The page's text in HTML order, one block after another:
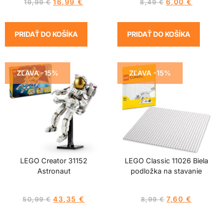
19,99€ 16,99€
PRIDAŤ DO KOŠÍKA
8,49€ 6,00€
PRIDAŤ DO KOŠÍKA
ZĽAVA -15%
LEGO Creator 31152
Astronaut
50,99€ 43,35€
ZĽAVA -15%
LEGO Classic 11026 Biela
podložka na stavanie
8,99€ 7,60 €